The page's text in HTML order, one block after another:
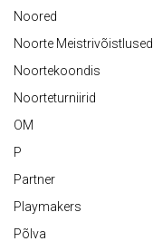
Noored
Noorte Meistrivõistlused
Noortekoondis
Noorteturniirid
OM
P
Partner
Playmakers
Põlva